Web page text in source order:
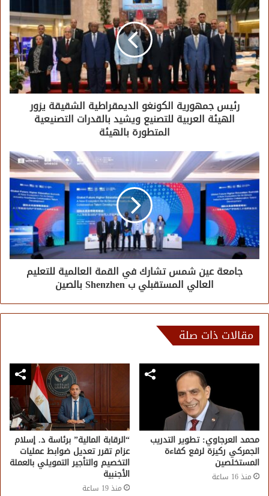
رئيس جمهورية الكونغو الديمقراطية الشقيقة يزور
الهيئة العربية للتصنيع ويشيد بالقدرات التصنيعية
المتطورة بالهيئة
جامعة عين شمس تشارك في القمة العالمية للتعليم
العالي المستقبلي ب Shenzhen بالصين
مقالات ذات صلة
محمد العرجاوي: تطوير التدريب
الجمركي ركيزة لرفع كفاءة
المستخلصين
منذ 16 ساعة
“الرقابة المالية” برئاسة د. إسلام
عزام تقرر تعديل ضوابط عمليات
التخصيم والتأجير التمويلي بالعملة
الأجنبية
منذ 19 ساعة